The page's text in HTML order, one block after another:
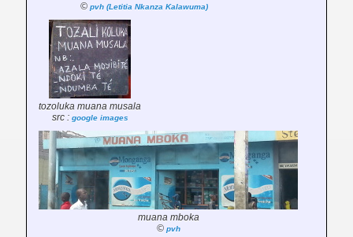
© pvh (Letitia Nkanza Kalawuma)
tozoluka muana musala
src : google images
muana mboka
© pvh